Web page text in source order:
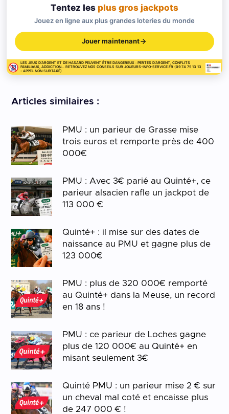
Tentez les plus gros jackpots
Jouez en ligne aux plus grandes loteries du monde
Jouer maintenant
LES JEUX D'ARGENT ET DE HASARD PEUVENT ÊTRE DANGEREUX : PERTES D'ARGENT, CONFLITS
FAMILIAUX, ADDICTION... RETROUVEZ NOS CONSEILS SUR JOUEURS-INFO-SERVICE.FR (09 74 75 13 13
- APPEL NON SURTAXÉ)
Articles similaires :
PMU : un parieur de Grasse mise
trois euros et remporte près de 400
000€
PMU : Avec 3€ parié au Quinté+, ce
parieur alsacien rafle un jackpot de
113 000 €
Quinté+ : il mise sur des dates de
naissance au PMU et gagne plus de
123 000€
PMU : plus de 320 000€ remporté
au Quinté+ dans la Meuse, un record
en 18 ans !
PMU : ce parieur de Loches gagne
plus de 120 000€ au Quinté+ en
misant seulement 3€
Quinté PMU : un parieur mise 2 € sur
un cheval mal coté et encaisse plus
de 247 000 € !